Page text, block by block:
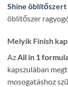
Shine öblítőszert
öblítőszer
Melyik Finish
AzAll in 1
kapszulában
mosogatáshoz